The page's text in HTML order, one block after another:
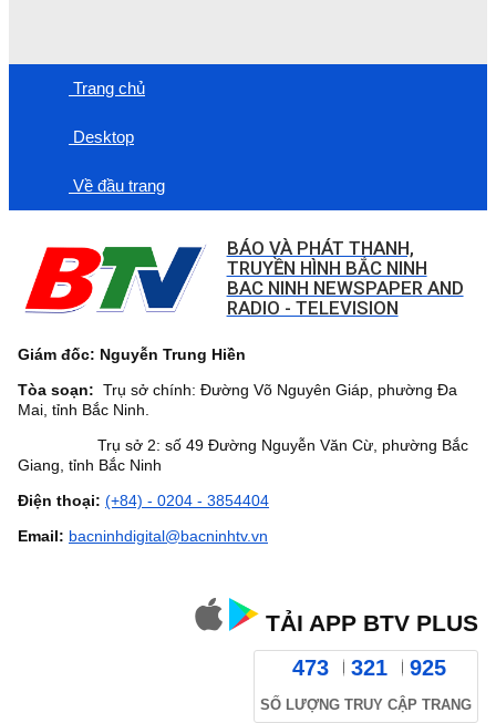
Trang chủ
Desktop
Về đầu trang
BÁO VÀ PHÁT THANH,
TRUYỀN HÌNH BẮC NINH
BAC NINH NEWSPAPER AND
RADIO - TELEVISION
Giám đốc: Nguyễn Trung Hiền
Tòa soạn: Trụ sở chính: Đường Võ Nguyên Giáp, phường Đa
Mai, tỉnh Bắc Ninh.
Trụ sở 2: số 49 Đường Nguyễn Văn Cừ, phường Bắc
Giang, tỉnh Bắc Ninh
Điện thoại: (+84) - 0204 - 3854404
Email: bacninhdigital@bacninhtv.vn
TẢI APP BTV PLUS
473 321 925
SỐ LƯỢNG TRUY CẬP TRANG